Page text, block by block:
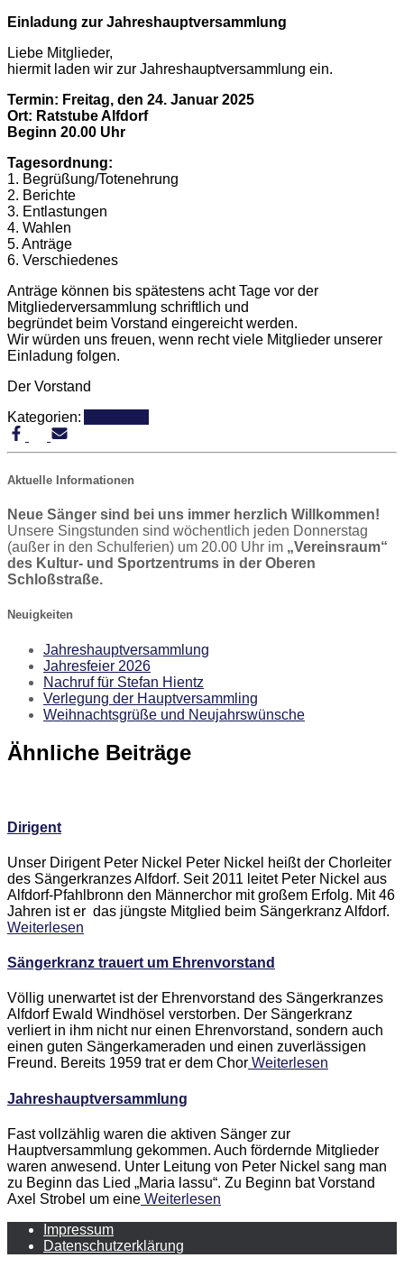
Einladung zur Jahreshauptversammlung
Liebe Mitglieder,
hiermit laden wir zur Jahreshauptversammlung ein.
Termin: Freitag, den 24. Januar 2025
Ort: Ratstube Alfdorf
Beginn 20.00 Uhr
Tagesordnung:
1. Begrüßung/Totenehrung
2. Berichte
3. Entlastungen
4. Wahlen
5. Anträge
6. Verschiedenes
Anträge können bis spätestens acht Tage vor der
Mitgliederversammlung schriftlich und
begründet beim Vorstand eingereicht werden.
Wir würden uns freuen, wenn recht viele Mitglieder unserer
Einladung folgen.
Der Vorstand
Kategorien:
Aktuelle Informationen
Neue Sänger sind bei uns immer herzlich Willkommen!
Unsere Singstunden sind wöchentlich jeden Donnerstag
(außer in den Schulferien) um 20.00 Uhr im „Vereinsraum“
des Kultur- und Sportzentrums in der Oberen
Schloßstraße.
Neuigkeiten
Jahreshauptversammlung
Jahresfeier 2026
Nachruf für Stefan Hientz
Verlegung der Hauptversammling
Weihnachtsgrüße und Neujahrswünsche
Ähnliche Beiträge
Dirigent
Unser Dirigent Peter Nickel Peter Nickel heißt der Chorleiter
des Sängerkranzes Alfdorf. Seit 2011 leitet Peter Nickel aus
Alfdorf-Pfahlbronn den Männerchor mit großem Erfolg. Mit 46
Jahren ist er das jüngste Mitglied beim Sängerkranz Alfdorf.
Weiterlesen
Sängerkranz trauert um Ehrenvorstand
Völlig unerwartet ist der Ehrenvorstand des Sängerkranzes
Alfdorf Ewald Windhösel verstorben. Der Sängerkranz
verliert in ihm nicht nur einen Ehrenvorstand, sondern auch
einen guten Sängerkameraden und einen zuverlässigen
Freund. Bereits 1959 trat er dem Chor Weiterlesen
Jahreshauptversammlung
Fast vollzählig waren die aktiven Sänger zur
Hauptversammlung gekommen. Auch fördernde Mitglieder
waren anwesend. Unter Leitung von Peter Nickel sang man
zu Beginn das Lied „Maria lassu“. Zu Beginn bat Vorstand
Axel Strobel um eine Weiterlesen
Impressum
Datenschutzerklärung